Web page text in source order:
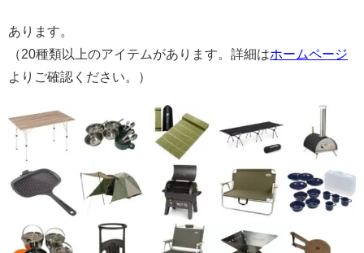
あります。
（20種類以上のアイテムがあります。詳細はホームページ
よりご確認ください。）